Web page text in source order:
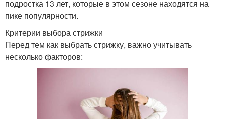
подростка 13 лет, которые в этом сезоне находятся на
пике популярности.
Критерии выбора стрижки
Перед тем как выбрать стрижку, важно учитывать
несколько факторов: